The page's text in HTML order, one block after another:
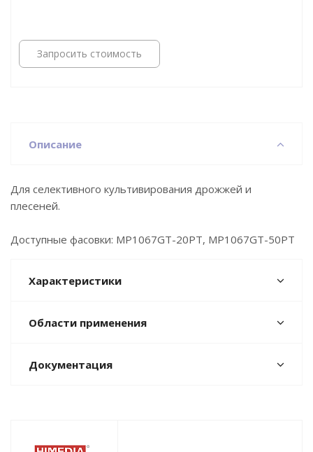
Запросить стоимость
Описание
Для селективного культивирования дрожжей и
плесеней.
Доступные фасовки: MP1067GT-20PT, MP1067GT-50PT
Характеристики
Области применения
Документация